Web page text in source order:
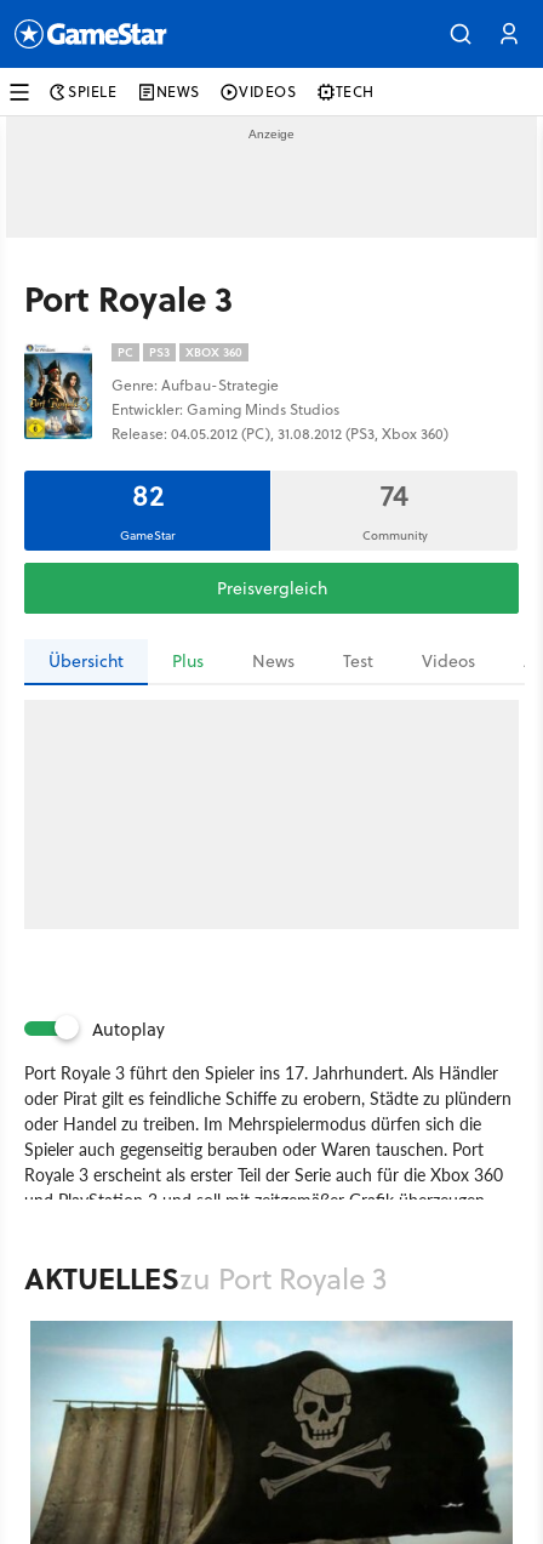
SPIELE NEWS VIDEOS TECH
Port Royale 3
PC PS3 XBOX 360
Genre: Aufbau-Strategie
Entwickler: Gaming Minds Studios
Release: 04.05.2012 (PC), 31.08.2012 (PS3, Xbox 360)
82
GameStar
74
Community
Preisvergleich
Übersicht Plus News Test Videos
Autoplay
Port Royale 3 führt den Spieler ins 17. Jahrhundert. Als Händler
oder Pirat gilt es feindliche Schiffe zu erobern, Städte zu plündern
oder Handel zu treiben. Im Mehrspielermodus dürfen sich die
Spieler auch gegenseitig berauben oder Waren tauschen. Port
Royale 3 erscheint als erster Teil der Serie auch für die Xbox 360
und PlayStation 3 und soll mit zeitgemäßer Grafik überzeugen.
Aufbau-Strategie
Strategie Kalypso Media
AKTUELLESzu Port Royale 3